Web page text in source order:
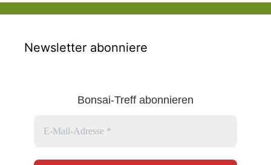
Newsletter abonniere
Bonsai-Treff abonnieren